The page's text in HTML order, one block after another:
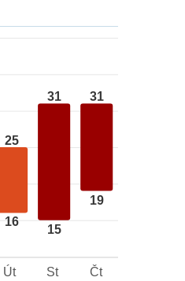
25
16
31
15
31
19
Út St Čt